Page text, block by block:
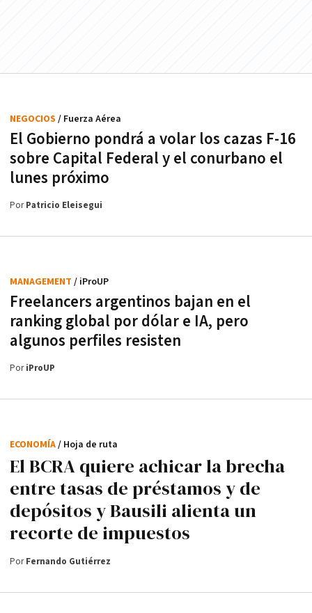
El Gobierno pondrá a volar los cazas F-16
sobre Capital Federal y el conurbano el
lunes próximo
NEGOCIOS / Fuerza Aérea
PorPatricio Eleisegui
Freelancers argentinos bajan en el
ranking global por dólar e IA, pero
algunos perfiles resisten
MANAGEMENT / iProUP
PoriProUP
El BCRA quiere achicar la brecha
entre tasas de préstamos y de
depósitos y Bausili alienta un
recorte de impuestos
ECONOMÍA/ Hoja de ruta
PorFernando Gutiérrez